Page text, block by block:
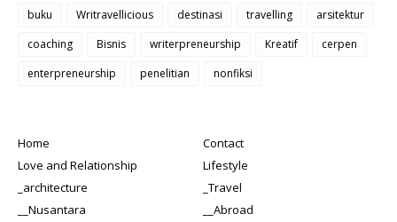
buku Writravellicious destinasi travelling
arsitektur
coaching
Bisnis writerpreneurship Kreatif
cerpen
enterpreneurship
penelitian nonfiksi
Home
Contact
Love and Relationship
Lifestyle
_architecture
_Travel
__Nusantara
__Abroad